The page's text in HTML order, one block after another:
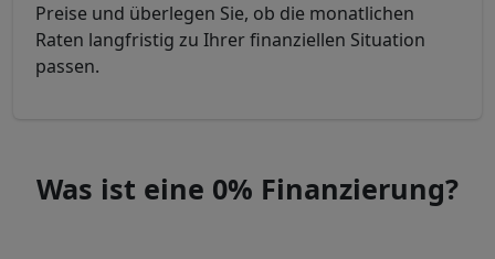
Preise und überlegen Sie, ob die monatlichen
Raten langfristig zu Ihrer finanziellen Situation
passen.
Was ist eine 0% Finanzierung?